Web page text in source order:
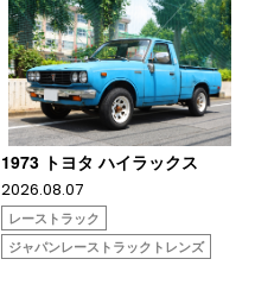
1973 トヨタ ハイラックス
2026.08.07
レーストラック
ジャパンレーストラックトレンズ